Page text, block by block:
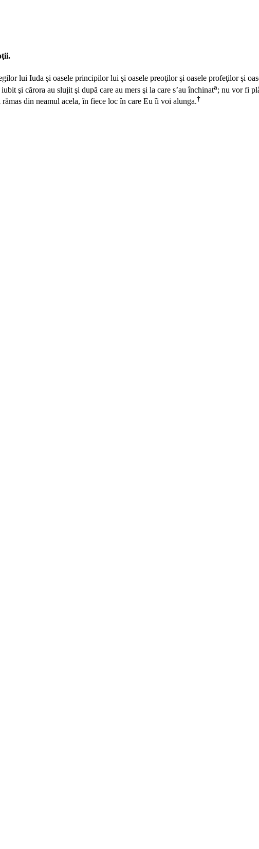
lui Iuda şi oasele principilor lui şi oasele preoţilor şi oasele profeţilor şi
şi cărora au slujit şi după care au mers şi la care s’au închinata; nu vor fi
din neamul acela, în fiece loc în care Eu îi voi alunga.†